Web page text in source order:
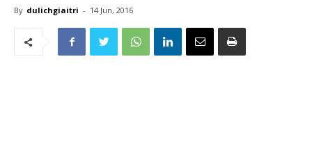
By dulichgiaitri - 14 Jun, 2016